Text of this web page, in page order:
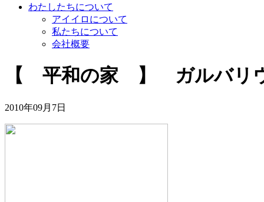
わたしたちについて
アイイロについて
私たちについて
会社概要
【 平和の家 】 ガルバリ
2010年09月7日